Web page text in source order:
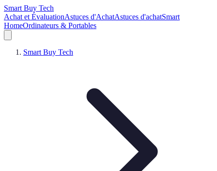
Smart Buy Tech
Achat et ÉvaluationAstuces d'AchatAstuces d'achatSmart
HomeOrdinateurs & Portables
Smart Buy Tech